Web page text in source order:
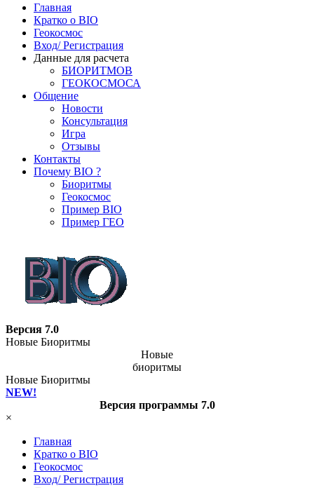
Главная
Кратко о BIO
Геокосмос
Вход/ Регистрация
Данные для расчета
БИОРИТМОВ
ГЕОКОСМОСА
Общение
Новости
Консультация
Игра
Отзывы
Контакты
Почему BIO ?
Биоритмы
Геокосмос
Пример BIO
Пример ГЕО
Версия 7.0
Новые Биоритмы
Новые
биоритмы
Новые Биоритмы
NEW!
Версия программы 7.0
×
Главная
Кратко о BIO
Геокосмос
Вход/ Регистрация